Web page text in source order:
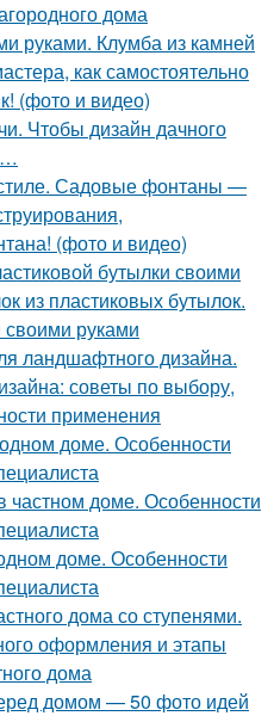
дома
руками. Клумба из камней
как самостоятельно
(фото и видео)
Чтобы дизайн дачного
Садовые фонтаны —
(фото и видео)
бутылки своими
из пластиковых бутылок.
руками
ландшафтного дизайна.
советы по выбору,
применения
доме. Особенности
частном доме. Особенности
доме. Особенности
дома со ступенями.
оформления и этапы
дома
домом — 50 фото идей